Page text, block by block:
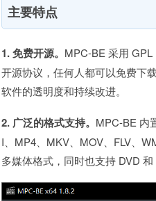
主要特点
1. 免费开源。 MPC-BE 采用 GPL
开源协议，任何人都可以免费下
软件的透明度和持续改进。
2. 广泛的格式支持。 MPC-BE 内
I、MP4、MKV、MOV、FLV、
多媒体格式，同时也支持 DVD 和